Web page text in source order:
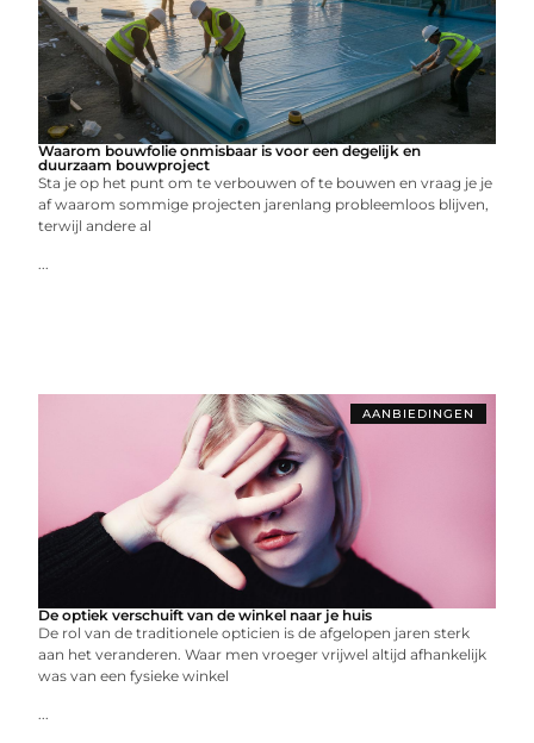
Waarom bouwfolie onmisbaar is voor een degelijk en
duurzaam bouwproject
Sta je op het punt om te verbouwen of te bouwen en vraag je je
af waarom sommige projecten jarenlang probleemloos blijven,
terwijl andere al
...
AANBIEDINGEN
De optiek verschuift van de winkel naar je huis
De rol van de traditionele opticien is de afgelopen jaren sterk
aan het veranderen. Waar men vroeger vrijwel altijd afhankelijk
was van een fysieke winkel
...